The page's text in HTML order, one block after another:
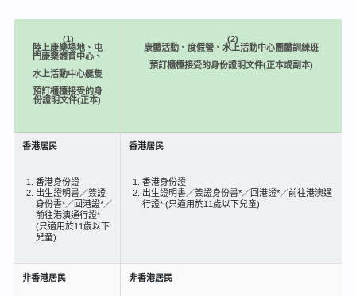
(1)
陸上康樂場地、屯
門康樂體育中心、
水上活動中心艇隻
預訂櫃檯接受的身
份證明文件(正本)
(2)
康體活動、度假營、水上活動中心團體訓練班
預訂櫃檯接受的身份證明文件(正本或副本)
香港居民
香港身份證
出生證明書／簽證
身份書*／回港證*／
前往港澳通行證*
(只適用於11歲以下
兒童)
香港居民
香港身份證
出生證明書／簽證身份書*／回港證*／前往港澳通
行證* (只適用於11歲以下兒童)
非香港居民 非香港居民